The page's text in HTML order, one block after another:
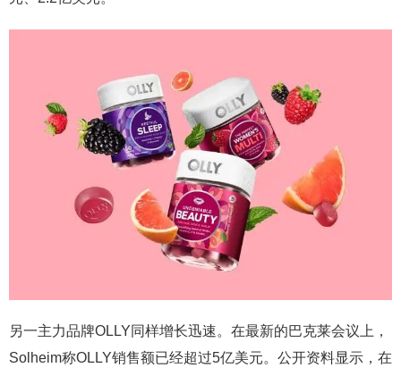
另一主力品牌OLLY同样增长迅速。在最新的巴克莱会议上，
Solheim称OLLY销售额已经超过5亿美元。公开资料显示，在